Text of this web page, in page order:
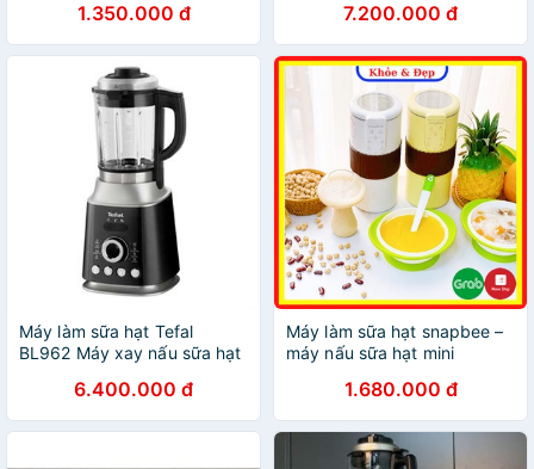
1.350.000 đ 7.200.000 đ
Máy làm sữa hạt Tefal
BL962 Máy xay nấu sữa hạt
6.400.000 đ
Máy làm sữa hạt snapbee –
máy nấu sữa hạt mini
1.680.000 đ